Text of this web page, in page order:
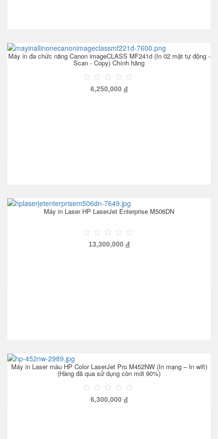
Máy in đa chức năng Canon imageCLASS MF241d (In 02 mặt tự động -
Scan - Copy) Chính hãng
6,250,000 đ
Máy in Laser HP LaserJet Enterprise M506DN
13,300,000 đ
Máy in Laser màu HP Color LaserJet Pro M452NW (In mạng – In wifi)
(Hàng đã qua sử dụng còn mới 90%)
6,300,000 đ